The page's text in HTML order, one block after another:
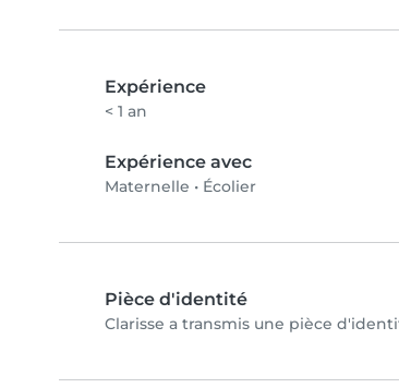
Expérience
< 1 an
Expérience avec
Maternelle • Écolier
Pièce d'identité
Clarisse a transmis une pièce